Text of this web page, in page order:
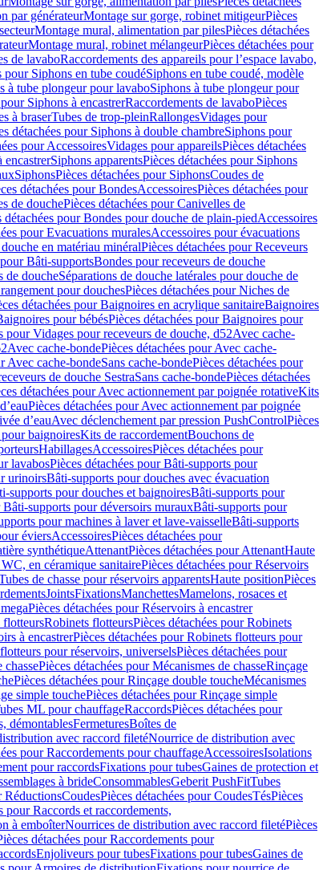
par générateurMontage sur gorge, robinet mitigeurPièces
Montage mural, alimentation par pilesPièces détachées
Montage mural, robinet mélangeurPièces détachées pour
de lavaboRaccordements des appareils pour l’espace lavabo,
pour Siphons en tube coudéSiphons en tube coudé, modèle
à tube plongeur pour lavaboSiphons à tube plongeur pour
Siphons à encastrerRaccordements de lavaboPièces
à braserTubes de trop-pleinRallongesVidages pour
détachées pour Siphons à double chambreSiphons pour
pour AccessoiresVidages pour appareilsPièces détachées
encastrerSiphons apparentsPièces détachées pour Siphons
SiphonsPièces détachées pour SiphonsCoudes de
détachées pour BondesAccessoiresPièces détachées pour
de douchePièces détachées pour Canivelles de
détachées pour Bondes pour douche de plain-piedAccessoires
pour Evacuations muralesAccessoires pour évacuations
en matériau minéralPièces détachées pour Receveurs
Bâti-supportsBondes pour receveurs de douche
de doucheSéparations de douche latérales pour douche de
pour douchesPièces détachées pour Niches de
détachées pour Baignoires en acrylique sanitaireBaignoires
pour bébésPièces détachées pour Baignoires pour
pour Vidages pour receveurs de douche, d52Avec cache-
Avec cache-bondePièces détachées pour Avec cache-
Avec cache-bondeSans cache-bondePièces détachées pour
de douche SestraSans cache-bondePièces détachées
détachées pour Avec actionnement par poignée rotativeKits
Pièces détachées pour Avec actionnement par poignée
d’eauAvec déclenchement par pression PushControlPièces
baignoiresKits de raccordementBouchons de
HabillagesAccessoiresPièces détachées pour
lavabosPièces détachées pour Bâti-supports pour
urinoirsBâti-supports pour douches avec évacuation
supports pour douches et baignoiresBâti-supports pour
Bâti-supports pour déversoirs murauxBâti-supports pour
pour machines à laver et lave-vaisselleBâti-supports
éviersAccessoiresPièces détachées pour
synthétiqueAttenantPièces détachées pour AttenantHaute
en céramique sanitairePièces détachées pour Réservoirs
de chasse pour réservoirs apparentsHaute positionPièces
JointsFixationsManchettesMamelons, rosaces et
Pièces détachées pour Réservoirs à encastrer
flotteursRobinets flotteursPièces détachées pour Robinets
à encastrerPièces détachées pour Robinets flotteurs pour
pour réservoirs, universelsPièces détachées pour
chassePièces détachées pour Mécanismes de chasseRinçage
Pièces détachées pour Rinçage double toucheMécanismes
simple touchePièces détachées pour Rinçage simple
ML pour chauffageRaccordsPièces détachées pour
démontablesFermeturesBoîtes de
avec raccord filetéNourrice de distribution avec
pour Raccordements pour chauffageAccessoiresIsolations
pour raccordsFixations pour tubesGaines de protection et
à brideConsommablesGeberit PushFitTubes
RéductionsCoudesPièces détachées pour CoudesTésPièces
pour Raccords et raccordements,
à emboîterNourrices de distribution avec raccord filetéPièces
détachées pour Raccordements pour
Enjoliveurs pour tubesFixations pour tubesGaines de